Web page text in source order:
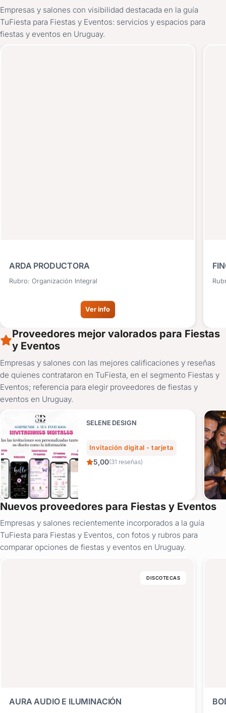
Empresas y salones con visibilidad destacada en la guía
TuFiesta para Fiestas y Eventos: servicios y espacios para
fiestas y eventos en Uruguay.
ARDA PRODUCTORA
Rubro: Organización Integral
Ver info
Proveedores mejor valorados para Fiestas
y Eventos
Empresas y salones con las mejores calificaciones y reseñas
de quienes contrataron en TuFiesta, en el segmento Fiestas y
Eventos; referencia para elegir proveedores de fiestas y
eventos en Uruguay.
SELENE DESIGN
Invitación digital - tarjeta
5,00(31 reseñas)
Nuevos proveedores para Fiestas y Eventos
Empresas y salones recientemente incorporados a la guía
TuFiesta para Fiestas y Eventos, con fotos y rubros para
comparar opciones de fiestas y eventos en Uruguay.
DISCOTECAS
AURA AUDIO E ILUMINACIÓN